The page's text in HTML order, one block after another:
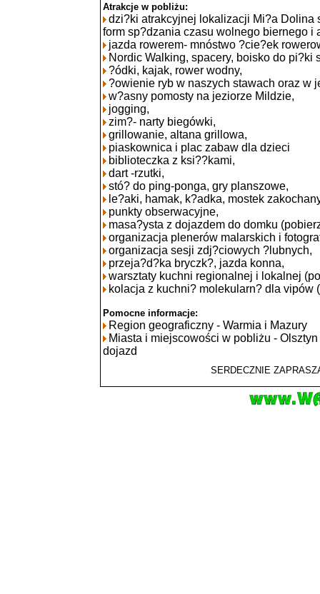
Atrakcje w pobliżu:
dzi?ki atrakcyjnej lokalizacji Mi?a Dolina
form sp?dzania czasu wolnego biernego i
jazda rowerem- mnóstwo ?cie?ek
Nordic Walking, spacery, boisko do pi?ki
?ódki, kajak, rower wodny,
?owienie ryb w naszych stawach oraz w
w?asny pomosty na jeziorze Mildzie,
jogging,
zim?- narty biegówki,
grillowanie, altana grillowa,
piaskownica i plac zabaw dla dzieci
biblioteczka z ksi??kami,
dart -rzutki,
stó? do ping-ponga, gry planszowe,
le?aki, hamak, k?adka, mostek
punkty obserwacyjne,
masa?ysta z dojazdem do domku
organizacja plenerów malarskich i
organizacja sesji zdj?ciowych ?lubnych,
przeja?d?ka bryczk?, jazda konna,
warsztaty kuchni regionalnej i lokalnej
kolacja z kuchni? molekularn? dla vipów
Pomocne informacje:
Region geograficzny - Warmia i Mazury
Miasta i miejscowości w pobliżu -
dojazd
SERDECZNIE